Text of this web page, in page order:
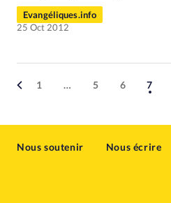
Evangéliques.info
25 Oct 2012
1 … 5 6 7
Nous soutenir Nous écrire